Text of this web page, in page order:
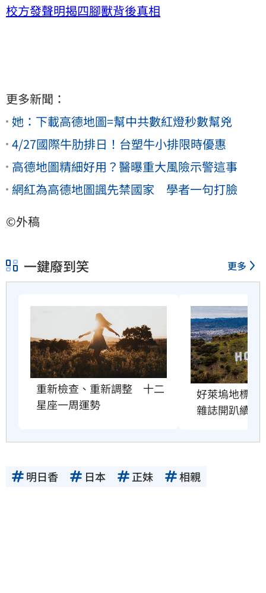
校方發聲明揭四腳獸背後真相
更多新聞：
她：下載高德地圖=幫中共數紅燈秒數幫兇
4/27國際牛肋排日！台塑牛小排限時優惠
高德地圖精細好用？醫曝重大風險示警這事
網紅為高德地圖諷先禁國家 學者一句打臉
©外稿
一鍵廢到笑 更多
重新檢查、重新調整　十二
星座一周運勢
好萊塢地標恐
雜誌開趴續命
明日香 日本 正妹 相親